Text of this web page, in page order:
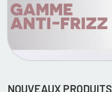
NOUVEAUX PRODUITS